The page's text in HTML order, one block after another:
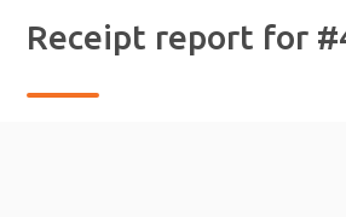
Receipt report for